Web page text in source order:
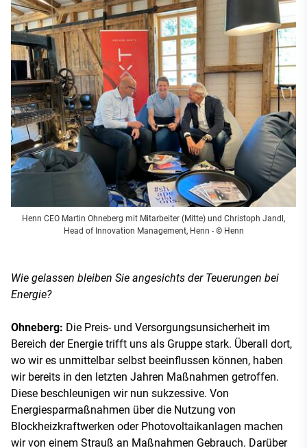
Henn CEO Martin Ohneberg mit Mitarbeiter (Mitte) und Christoph Jandl,
Head of Innovation Management, Henn - © Henn
Wie gelassen bleiben Sie angesichts der Teuerungen bei
Energie?
Ohneberg: Die Preis- und Versorgungsunsicherheit im
Bereich der Energie trifft uns als Gruppe stark. Überall dort,
wo wir es unmittelbar selbst beeinflussen können, haben
wir bereits in den letzten Jahren Maßnahmen getroffen.
Diese beschleunigen wir nun sukzessive. Von
Energiesparmaßnahmen über die Nutzung von
Blockheizkraftwerken oder Photovoltaikanlagen machen
wir von einem Strauß an Maßnahmen Gebrauch. Darüber